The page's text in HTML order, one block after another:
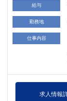
給与
勤務地
仕事内容
求人情報